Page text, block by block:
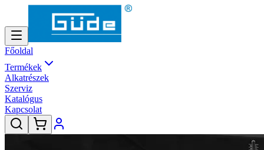
Főoldal
Termékek
Alkatrészek
Szerviz
Katalógus
Kapcsolat